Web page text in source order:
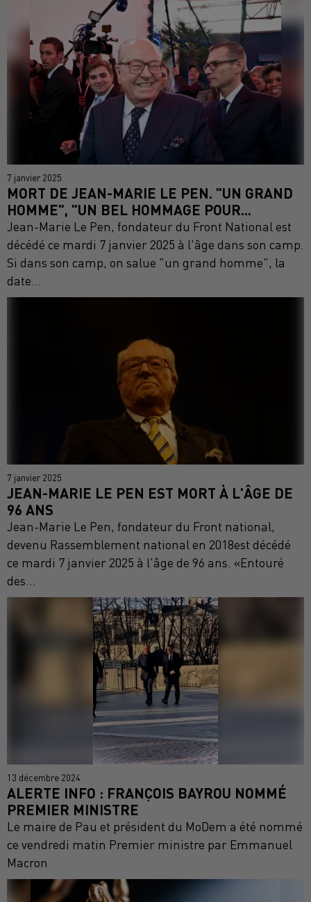
7 janvier 2025
MORT DE JEAN-MARIE LE PEN. "UN GRAND
HOMME", "UN BEL HOMMAGE POUR...
Jean-Marie Le Pen, fondateur du Front National est
décédé ce mardi 7 janvier 2025 à l'âge dans son camp.
Si dans son camp, on salue "un grand homme", la
date...
7 janvier 2025
JEAN-MARIE LE PEN EST MORT À L'ÂGE DE
96 ANS
Jean-Marie Le Pen, fondateur du Front national,
devenu Rassemblement national en 2018est décédé
ce mardi 7 janvier 2025 à l'âge de 96 ans. «Entouré
des...
13 décembre 2024
ALERTE INFO : FRANÇOIS BAYROU NOMMÉ
PREMIER MINISTRE
Le maire de Pau et président du MoDem a été nommé
ce vendredi matin Premier ministre par Emmanuel
Macron